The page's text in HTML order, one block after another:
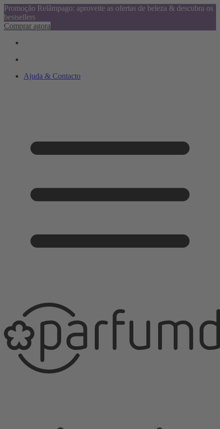
Promoção Relâmpago: aproveite as ofertas de beleza & descubra os
bestsellers
Comprar agora
Ajuda & Contacto